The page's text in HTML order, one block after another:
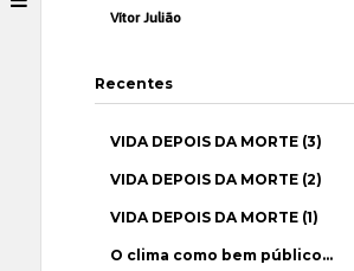
Vítor Julião
Recentes
VIDA DEPOIS DA MORTE (3)
VIDA DEPOIS DA MORTE (2)
VIDA DEPOIS DA MORTE (1)
O clima como bem público…